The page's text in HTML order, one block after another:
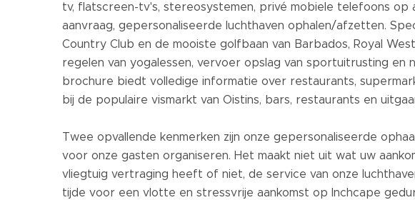
tv, flatscreen-tv's, stereosystemen, privé mobiele telefoons op
aanvraag, gepersonaliseerde luchthaven ophalen/afzetten.
Country Club en de mooiste golfbaan van Barbados, Royal
regelen van yogalessen, vervoer opslag van sportuitrusting en
brochure biedt volledige informatie over restaurants,
bij de populaire vismarkt van Oistins, bars, restaurants en
Twee opvallende kenmerken zijn onze gepersonaliseerde
voor onze gasten organiseren. Het maakt niet uit wat uw
vliegtuig vertraging heeft of niet, de service van onze
tijde voor een vlotte en stressvrije aankomst op Inchcape